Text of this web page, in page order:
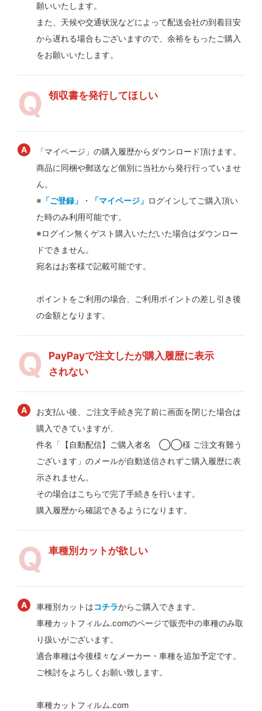
願いいたします。
また、天候や交通状況などによって配送会社の到着目安
から遅れる場合もございますので、余裕をもったご購入
をお願いいたします。
領収書を発行してほしい
「マイページ」の購入履歴からダウンロード頂けます。
商品に同梱や郵送など個別に当社から発行行っていませ
ん。
※ 「ご登録」 ・ 「マイページ」 ログインしてご購入頂い
た時のみ利用可能です。
※ログイン無くゲスト購入いただいた場合はダウンロー
ドできません。
宛名はお客様で記載可能です。
ポイントをご利用の場合、ご利用ポイントの差し引き後
の金額となります。
PayPayで注文したが購入履歴に表示
されない
お支払い後、ご注文手続き完了前に画面を閉じた場合は
購入できていますが、
件名「【自動配信】ご購入者名 ◯◯様 ご注文有難う
ございます」のメールが自動送信されずご購入履歴に表
示されません。
その場合はこちらで完了手続きを行います。
購入履歴から確認できるようになります。
車種別カットが欲しい
車種別カットはコチラからご購入できます。
車種カットフィルム.comのページで販売中の車種のみ取
り扱いがございます。
適合車種は今後様々なメーカー・車種を追加予定です。
ご検討をよろしくお願い致します。
車種カットフィルム.com